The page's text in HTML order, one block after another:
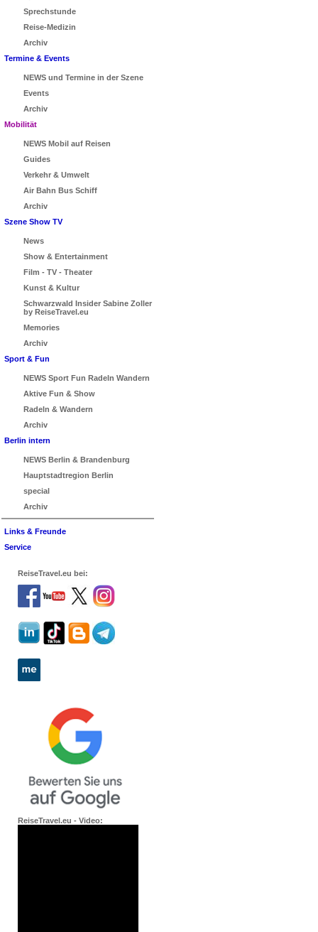
Sprechstunde
Reise-Medizin
Archiv
Termine & Events
NEWS und Termine in der Szene
Events
Archiv
Mobilität
NEWS Mobil auf Reisen
Guides
Verkehr & Umwelt
Air Bahn Bus Schiff
Archiv
Szene Show TV
News
Show & Entertainment
Film - TV - Theater
Kunst & Kultur
Schwarzwald Insider Sabine Zoller
by ReiseTravel.eu
Memories
Archiv
Sport & Fun
NEWS Sport Fun Radeln Wandern
Aktive Fun & Show
Radeln & Wandern
Archiv
Berlin intern
NEWS Berlin & Brandenburg
Hauptstadtregion Berlin
special
Archiv
Links & Freunde
Service
ReiseTravel.eu bei:
ReiseTravel.eu - Video: